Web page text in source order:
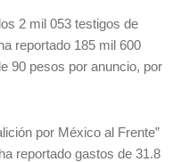
2 mil 053 testigos de
reportado 185 mil 600
90 pesos por anuncio, por
por México al Frente”
reportado gastos de 31.8